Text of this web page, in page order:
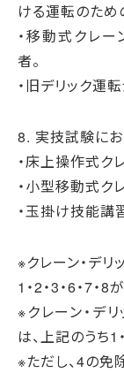
ける運転のた
・移動式クレ
者。
・旧デリック運
8. 実技試験に
・床上操作式ク
・小型移動式ク
・玉掛け技能講
※クレーン・デリ
1・2・3・6・7・
※クレーン・デ
は、上記のうち1
※ただし、4の免